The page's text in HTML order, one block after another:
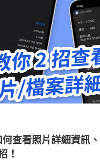
查看照片詳細資訊
！